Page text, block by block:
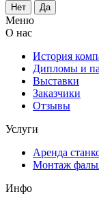
Нет Да
Меню
О нас
История
Дипломы и
Выставки
Заказчики
Отзывы
Услуги
Аренда
Монтаж
Инфо